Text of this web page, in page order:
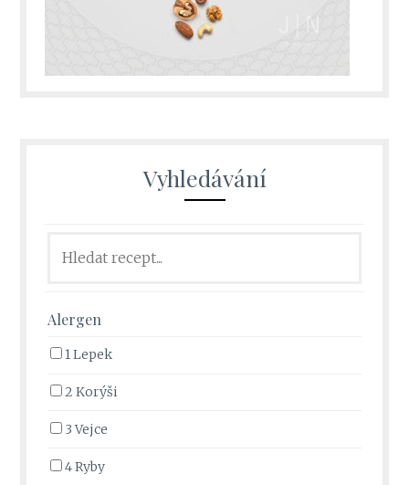
Vyhledávání
Alergen
1 Lepek
2 Korýši
3 Vejce
4 Ryby